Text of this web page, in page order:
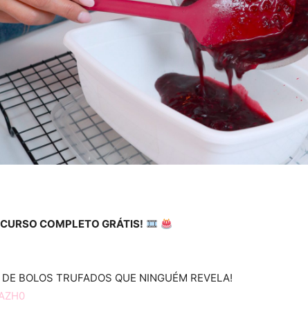
CURSO COMPLETO GRÁTIS!
BOLOS TRUFADOS QUE NINGUÉM REVELA!